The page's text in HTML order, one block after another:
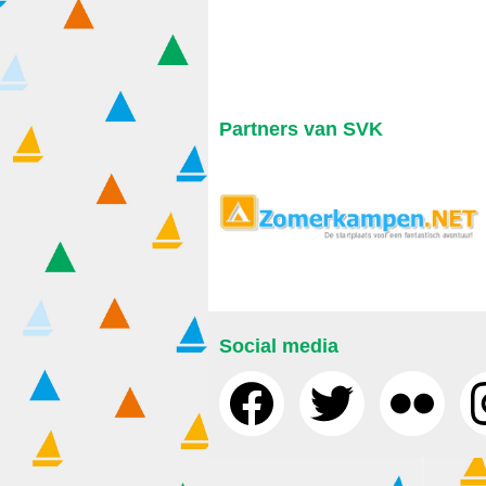
Partners van SVK
Social media